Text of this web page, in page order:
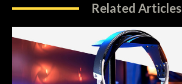
Related Articles